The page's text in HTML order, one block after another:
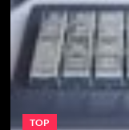
TOP